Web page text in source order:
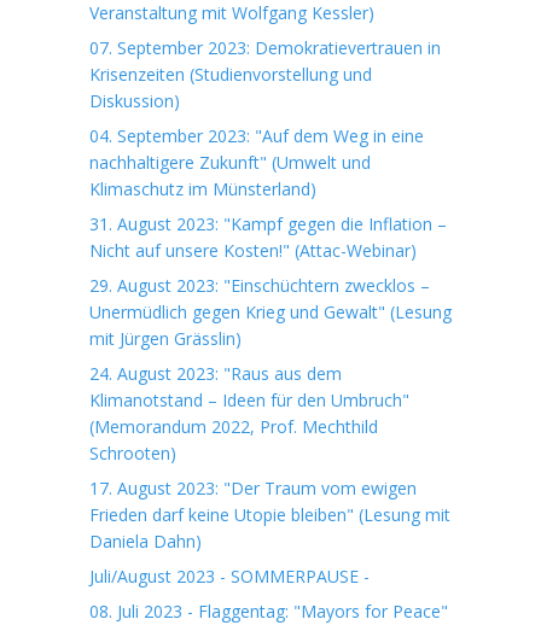
Veranstaltung mit Wolfgang Kessler)
07. September 2023: Demokratievertrauen in
Krisenzeiten (Studienvorstellung und
Diskussion)
04. September 2023: "Auf dem Weg in eine
nachhaltigere Zukunft" (Umwelt und
Klimaschutz im Münsterland)
31. August 2023: "Kampf gegen die Inflation –
Nicht auf unsere Kosten!" (Attac-Webinar)
29. August 2023: "Einschüchtern zwecklos –
Unermüdlich gegen Krieg und Gewalt" (Lesung
mit Jürgen Grässlin)
24. August 2023: "Raus aus dem
Klimanotstand – Ideen für den Umbruch"
(Memorandum 2022, Prof. Mechthild
Schrooten)
17. August 2023: "Der Traum vom ewigen
Frieden darf keine Utopie bleiben" (Lesung mit
Daniela Dahn)
Juli/August 2023 - SOMMERPAUSE -
08. Juli 2023 - Flaggentag: "Mayors for Peace"